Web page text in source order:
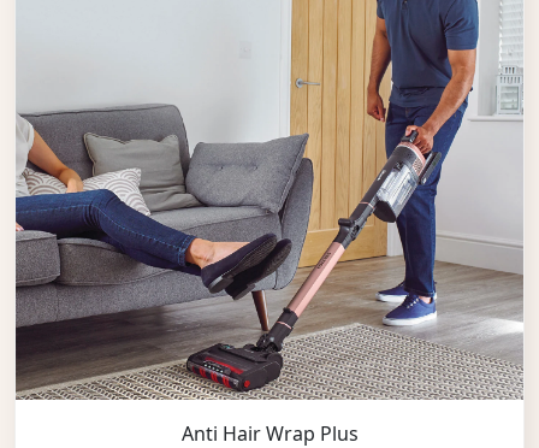
Anti Hair Wrap Plus